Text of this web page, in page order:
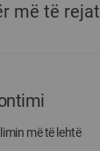
më të
më të lehtë